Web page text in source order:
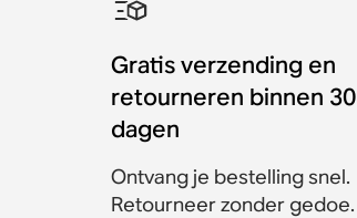
Gratis verzending en
retourneren binnen 30
dagen
Ontvang je bestelling snel.
Retourneer zonder gedoe.